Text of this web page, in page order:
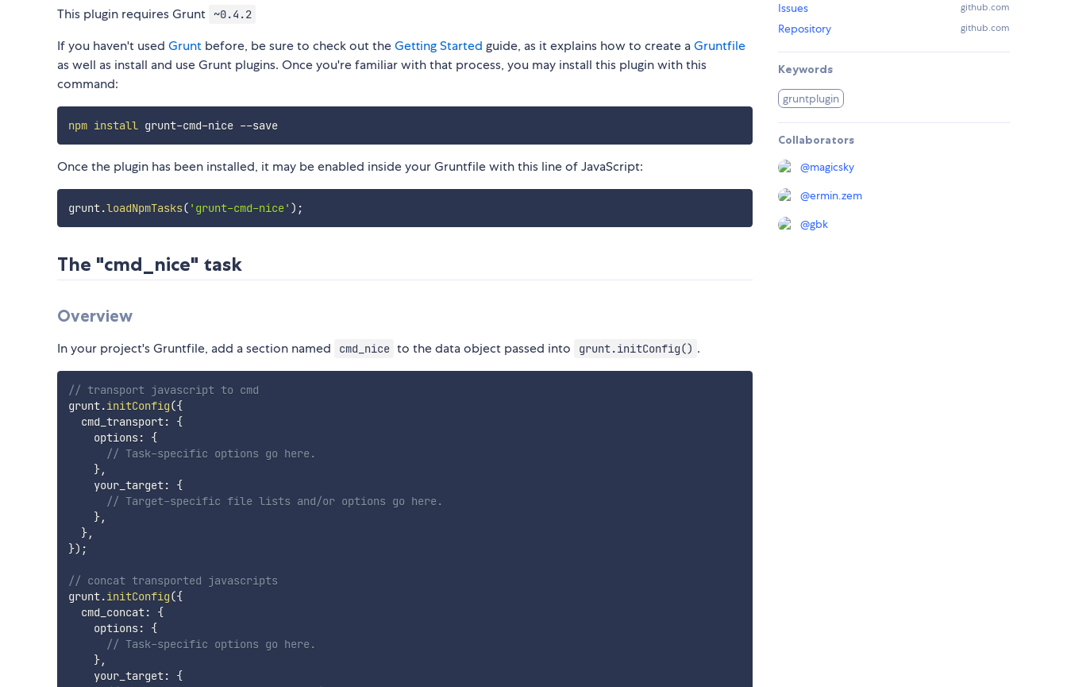
This plugin requires Grunt ~0.4.2
If you haven't used Grunt before, be sure to check out theGetting Started guide, as it explains how to create aGruntfile
as well as install and use Grunt plugins. Once you're familiar with that process, you may install this plugin with this
command:
npm install grunt-cmd-nice --save
Once the plugin has been installed, it may be enabled inside your Gruntfile with this line of JavaScript:
grunt.loadNpmTasks( 'grunt-cmd-nice' ) ;
The "cmd_nice" task
Overview
In your project's Gruntfile, add a section named cmd_nice to the data object passed into grunt.initConfig() .
// transport javascript to cmd
grunt.initConfig({
  cmd_transport
:
{
    options
:
{
// Task-specific options go here.
},
    your_target
:
{
// Target-specific file lists and/or options go here.
},
},
}) ;
// concat transported javascripts
grunt.initConfig({
  cmd_concat
:
{
    options
:
{
// Task-specific options go here.
},
    your_target
:
{
Issues github.com
Repository github.com
Keywords
gruntplugin
Collaborators
@magicsky
@ermin.zem
@gbk